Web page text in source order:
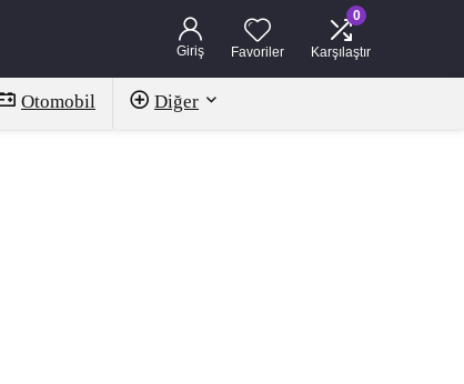
Giriş Favoriler
0
Karşılaştır
Otomobil Diğer